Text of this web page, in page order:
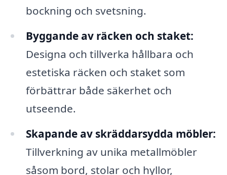
bockning och svetsning.
Byggande av räcken och staket:
Designa och tillverka hållbara och
estetiska räcken och staket som
förbättrar både säkerhet och
utseende.
Skapande av skräddarsydda möbler:
Tillverkning av unika metallmöbler
såsom bord, stolar och hyllor,